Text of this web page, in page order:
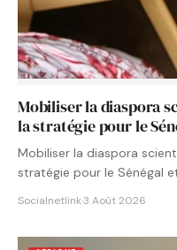
Mobiliser la diaspora
la stratégie pour le
Mobiliser la diaspora
stratégie pour le Sénégal
Socialnetlink·3 Août 2026